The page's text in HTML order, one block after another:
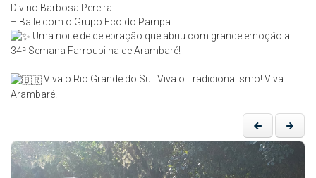
Divino Barbosa Pereira
– Baile com o Grupo Eco do Pampa
Uma noite de celebração que abriu com grande emoção a
34ª Semana Farroupilha de Arambaré!
Viva o Rio Grande do Sul! Viva o Tradicionalismo! Viva
Arambaré!